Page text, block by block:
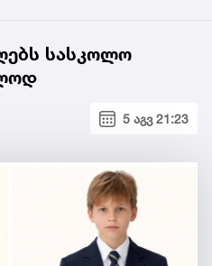
სასკოლო
5 აგვ 21:23